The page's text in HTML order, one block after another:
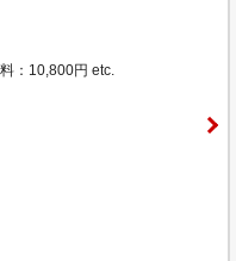
：10,800円 etc.